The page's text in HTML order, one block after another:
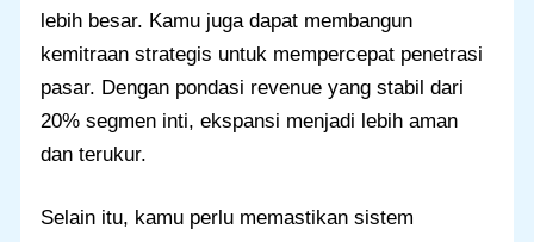
lebih besar. Kamu juga dapat membangun
kemitraan strategis untuk mempercepat penetrasi
pasar. Dengan pondasi revenue yang stabil dari
20% segmen inti, ekspansi menjadi lebih aman
dan terukur.
Selain itu, kamu perlu memastikan sistem